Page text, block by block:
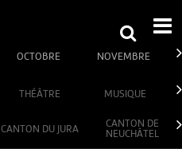
OCTOBRE NOVEMBRE
THÉÂTRE MUSIQUE
CANTON DU JURA
CANTON DE
NEUCHÂTEL